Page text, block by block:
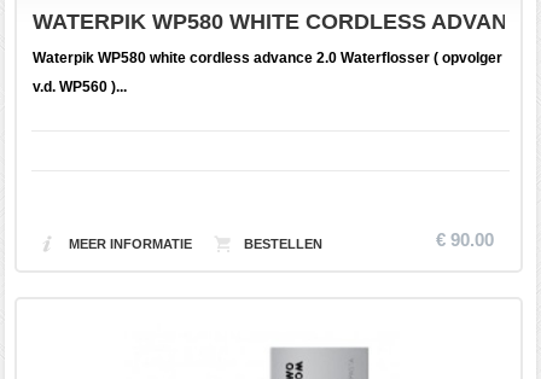
WATERPIK WP580 WHITE CORDLESS
€ 90.00
Waterpik WP580 white cordless advance 2.0 Waterflosser ( opvolger
v.d. WP560 )...
MEER INFORMATIE